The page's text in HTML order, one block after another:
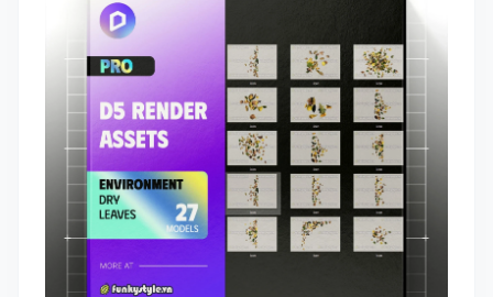
Tài nguyên
Giải thưởng